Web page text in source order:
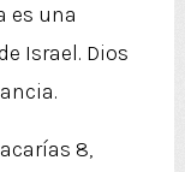
es una
Israel. Dios
8,